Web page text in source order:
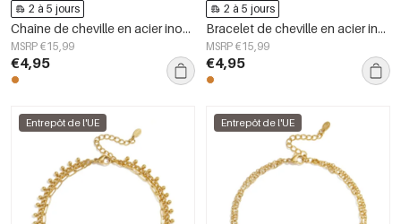
2 à 5 jours
Chaîne de cheville en acier inoxydable, collection décontractée et simple pour femmes
MSRP €15,99
€4,95
2 à 5 jours
Bracelet de cheville en acier inoxydable, motif coquillage, collection vacances et quotidien, bijoux pour femmes
MSRP €15,99
€4,95
Entrepôt de l'UE Entrepôt de l'UE